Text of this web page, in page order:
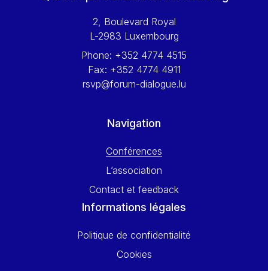
Wolfgang Ketterle
Yossi Beillin
Yves FRANCHET
2, Boulevard Royal
L-2983 Luxembourg
Phone: +352 4774 4515
Fax: +352 4774 4911
rsvp@forum-dialogue.lu
Navigation
Conférences
L’association
Contact et feedback
Informations légales
Politique de confidentialité
Cookies